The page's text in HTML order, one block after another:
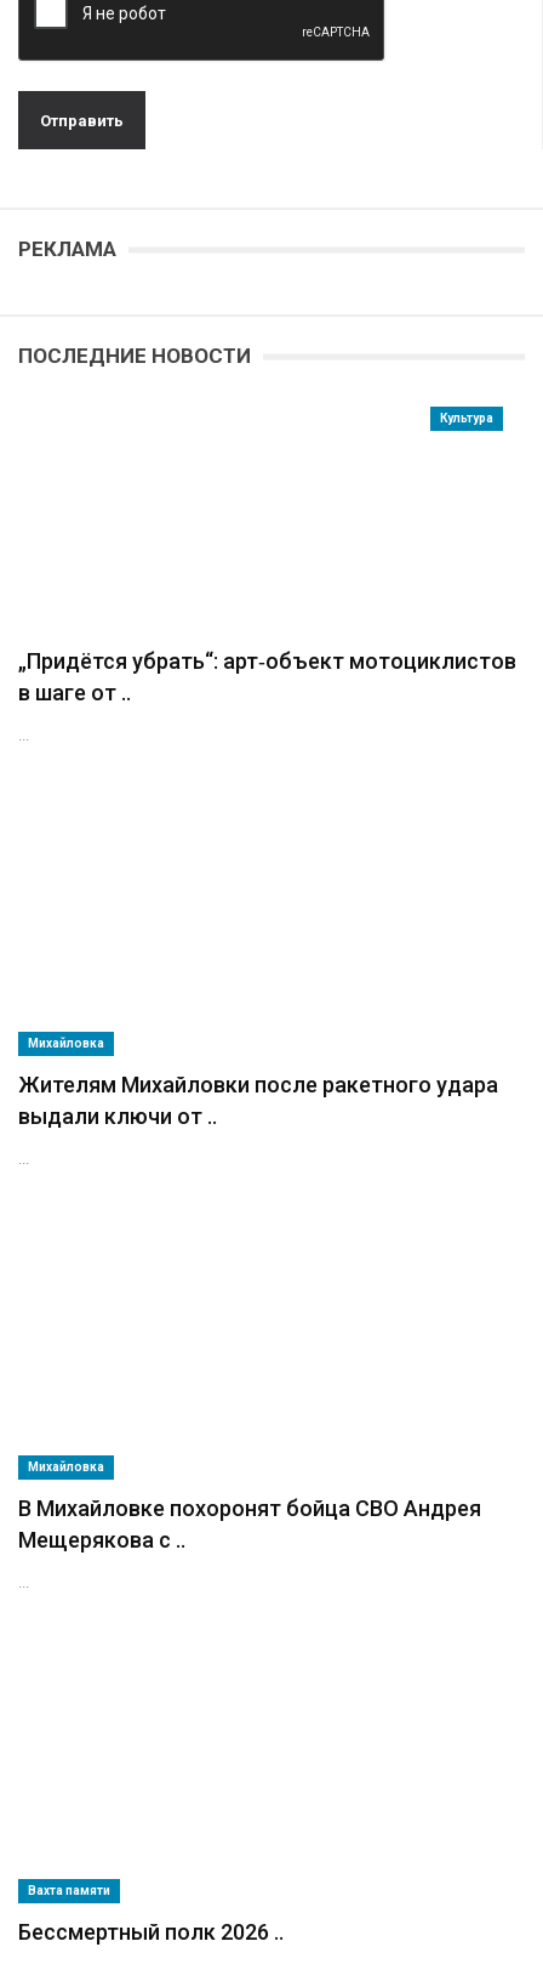
РЕКЛАМА
ПОСЛЕДНИЕ НОВОСТИ
Культура
„Придётся убрать“: арт‑объект мотоциклистов
в шаге от ..
...
Михайловка
Жителям Михайловки после ракетного удара
выдали ключи от ..
...
Михайловка
В Михайловке похоронят бойца СВО Андрея
Мещерякова с ..
...
Вахта памяти
Бессмертный полк 2026 ..